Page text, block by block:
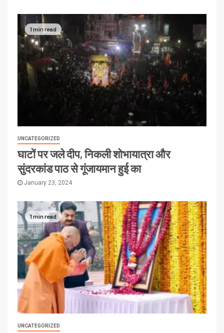
1 min read
UNCATEGORIZED
घाटों पर जले दीप, निकली शोभायात्रा और
सुंदरकांड पाठ से गूंजायमान हुई का
January 23, 2024
1 min read
UNCATEGORIZED